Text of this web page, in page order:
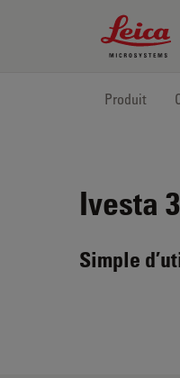
Leica
Produit
Ivesta 3
Simple